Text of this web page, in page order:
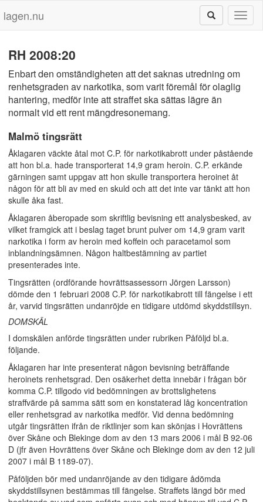
lagen.nu
RH 2008:20
Enbart den omständigheten att det saknas utredning om
renhetsgraden av narkotika, som varit föremål för olaglig
hantering, medför inte att straffet ska sättas lägre än
normalt vid ett rent mängdresonemang.
Malmö tingsrätt
Åklagaren väckte åtal mot C.P. för narkotikabrott under påstående
att hon bl.a. hade transporterat 14,9 gram heroin. C.P. erkände
gärningen samt uppgav att hon skulle transportera heroinet åt
någon för att bli av med en skuld och att det inte var tänkt att hon
skulle åka fast.
Åklagaren åberopade som skriftlig bevisning ett analysbesked, av
vilket framgick att i beslag taget brunt pulver om 14,9 gram varit
narkotika i form av heroin med koffein och paracetamol som
inblandningsämnen. Någon haltbestämning av partiet
presenterades inte.
Tingsrätten (ordförande hovrättsassessorn Jörgen Larsson)
dömde den 1 februari 2008 C.P. för narkotikabrott till fängelse i ett
år, varvid tingsrätten undanröjde en tidigare utdömd skyddstillsyn.
DOMSKÄL
I domskälen anförde tingsrätten under rubriken Påföljd bl.a.
följande.
Åklagaren har inte presenterat någon bevisning beträffande
heroinets renhetsgrad. Den osäkerhet detta innebär i frågan bör
komma C.P. tillgodo vid bedömningen av brottslighetens
straffvärde på samma sätt som en konstaterad låg koncentration
eller renhetsgrad av narkotika medför. Vid denna bedömning
utgår tingsrätten ifrån de riktlinjer som kan skönjas i Hovrättens
över Skåne och Blekinge dom av den 13 mars 2006 i mål B 92-06
D (jfr även Hovrättens över Skåne och Blekinge dom av den 12 juli
2007 i mål B 1189-07).
Påföljden bör med undanröjande av den tidigare ådömda
skyddstillsynen bestämmas till fängelse. Straffets längd bör med